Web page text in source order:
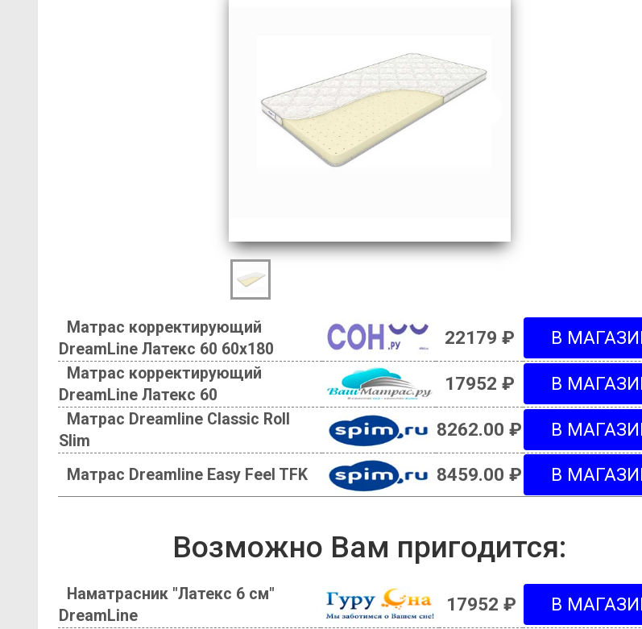
Матрас корректирующий
DreamLine Латекс 60 60х180
22179 ₽
Матрас корректирующий
DreamLine Латекс 60
17952 ₽
Матрас Dreamline Classic Roll
Slim
8262.00 ₽
Матрас Dreamline Easy Feel TFK 8459.00 ₽
Возможно Вам пригодится:
Наматрасник "Латекс 6 см"
DreamLine
17952 ₽